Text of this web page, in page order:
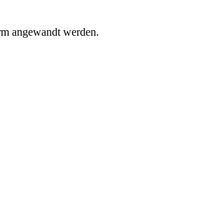
angewandt werden.